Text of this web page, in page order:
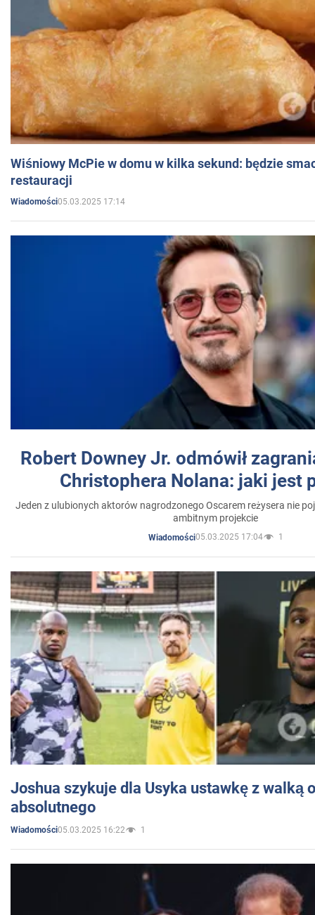
Wiśniowy McPie w domu w kilka sekund: będzie
restauracji
Wiadomości05.03.2025 17:14
Robert Downey Jr. odmówił
Christophera Nolana: jaki jest
Jeden z ulubionych aktorów nagrodzonego Oscarem reżysera nie
ambitnym projekcie
Wiadomości05.03.2025 17:04 1
Joshua szykuje dla Usyka ustawkę z walką
absolutnego
Wiadomości05.03.2025 16:22 1